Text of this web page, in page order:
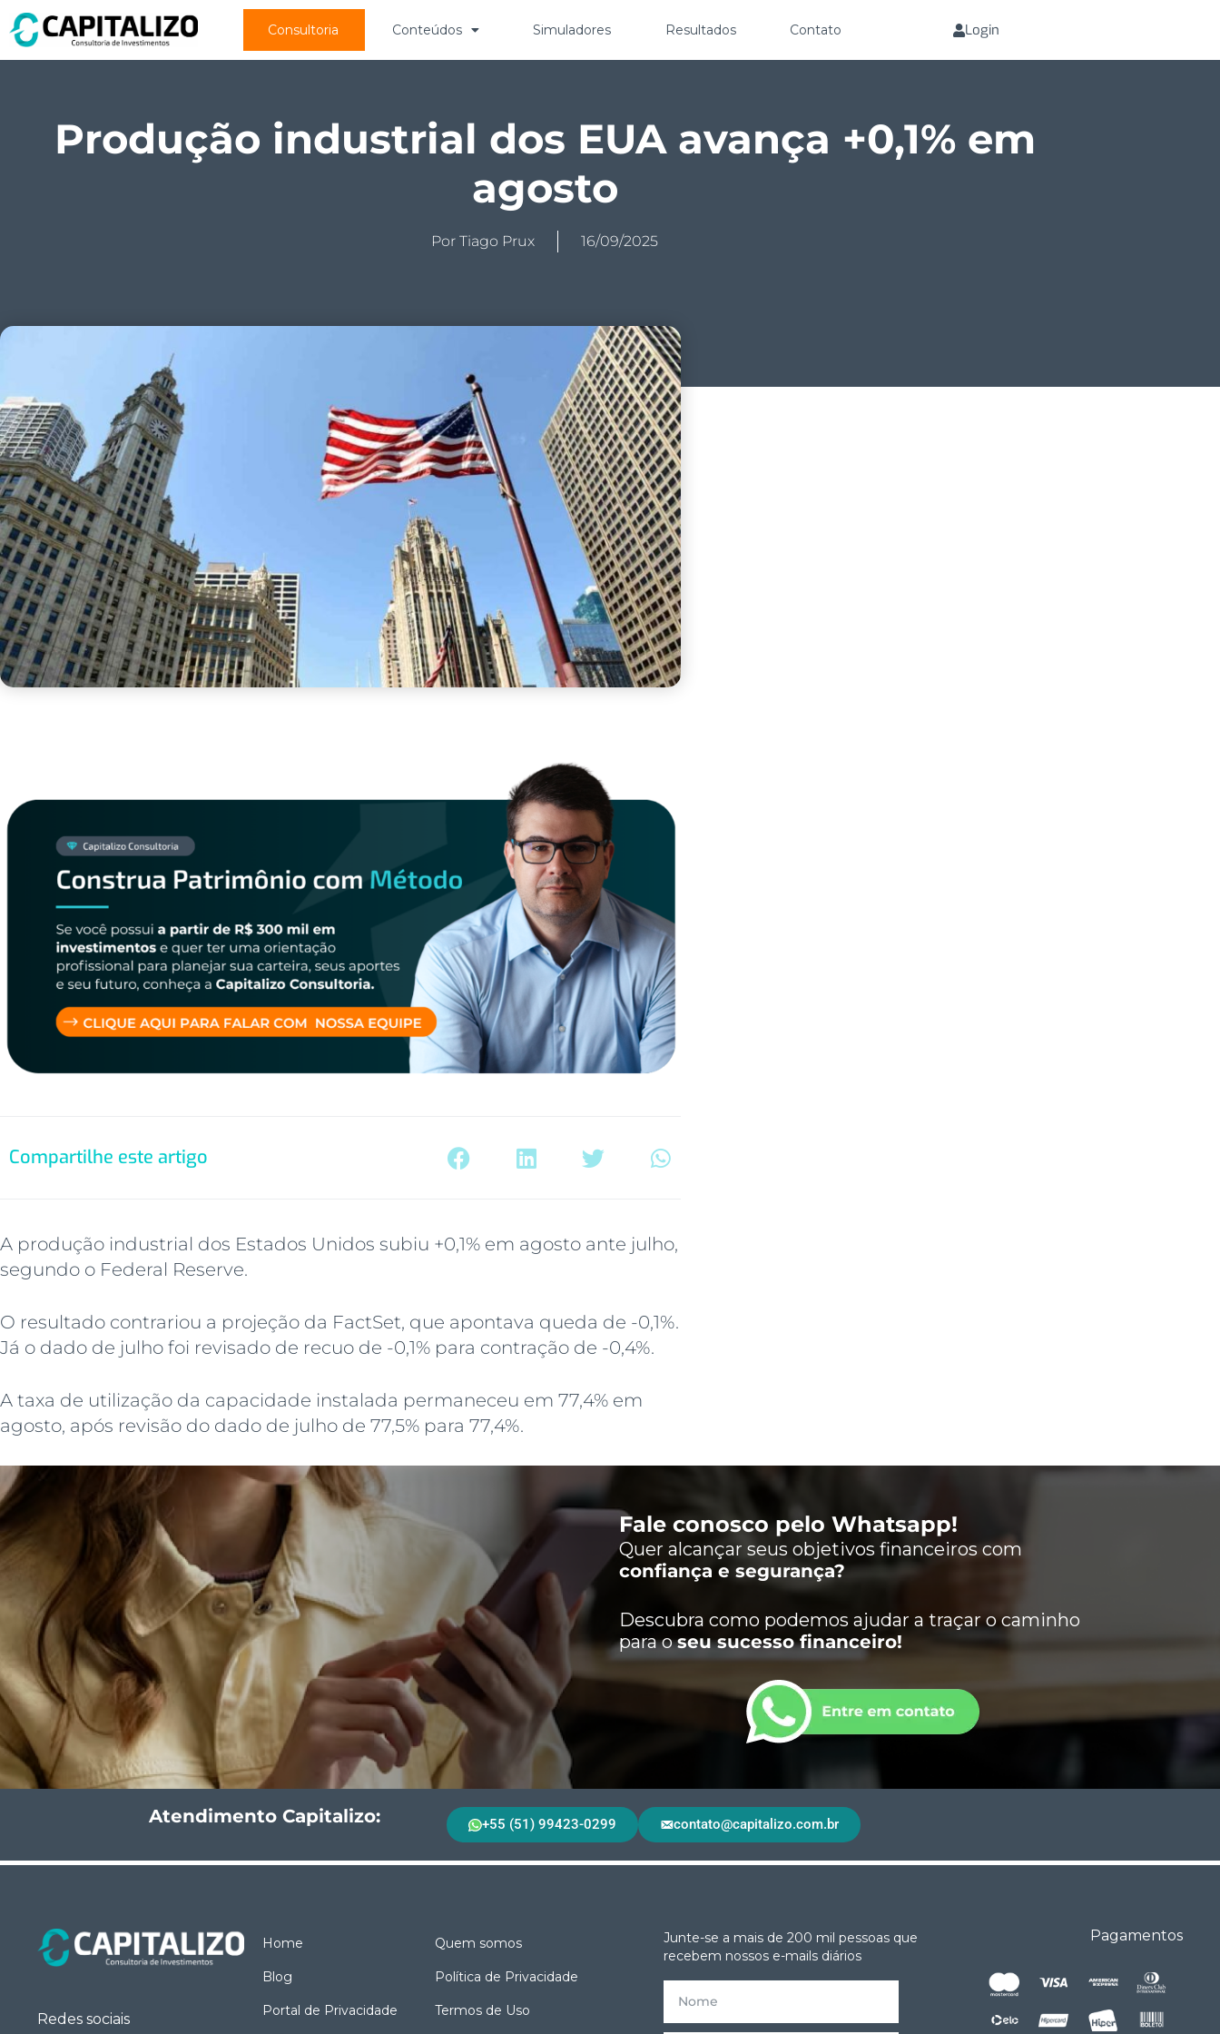
Consultoria Conteúdos Simuladores Resultados Contato Login
Produção industrial dos EUA avança +0,1% em
agosto
Por Tiago Prux 16/09/2025
Compartilhe este artigo
A produção industrial dos Estados Unidos subiu +0,1% em agosto ante julho,
segundo o Federal Reserve.
O resultado contrariou a projeção da FactSet, que apontava queda de -0,1%.
Já o dado de julho foi revisado de recuo de -0,1% para contração de -0,4%.
A taxa de utilização da capacidade instalada permaneceu em 77,4% em
agosto, após revisão do dado de julho de 77,5% para 77,4%.
Fale conosco pelo Whatsapp!
Quer alcançar seus objetivos financeiros com
confiança e segurança?
Descubra como podemos ajudar a traçar o caminho
para oseu sucesso financeiro!
Atendimento Capitalizo: +55 (51) 99423-0299 contato@capitalizo.com.br
Redes sociais
Home Quem somos
Blog Política de Privacidade
Portal de Privacidade Termos de Uso
Junte-se a mais de 200 mil pessoas que
recebem nossos e-mails diários
Pagamentos